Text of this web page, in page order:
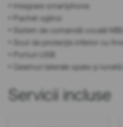
• Integrare smartphone
• Pachet oglinzi
• Sistem de comandă vocală
• Scut de protecție inferior cu
• Porturi USB
• Geamuri laterale spate și
Servicii incluse